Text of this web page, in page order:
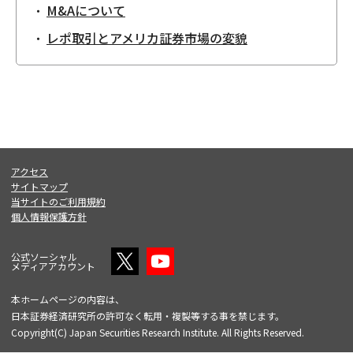
M&Aについて
レポ取引とアメリカ証券市場の変貌
アクセス
サイトマップ
当サイトのご利用規約
個人情報保護方針
公式ソーシャル
メディアアカウント
本ホームページの内容は、
日本証券経済研究所の許可なく転用・複製等する事を禁じます。
Copyright(C) Japan Securities Research Institute. All Rights Reserved.